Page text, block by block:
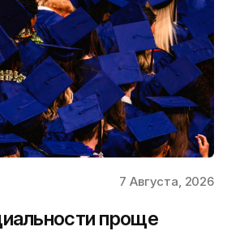
7 Августа, 2026
проще